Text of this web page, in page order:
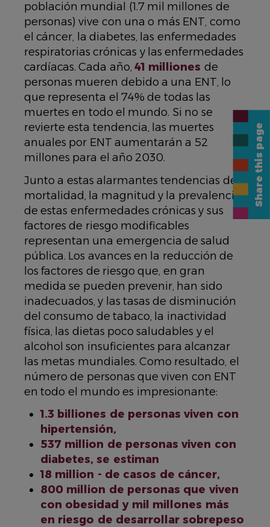
población mundial (1.7 mil millones de
personas) vive con una o más ENT, como
el cáncer, la diabetes, las enfermedades
respiratorias crónicas y las enfermedades
cardíacas. Cada año,41 milliones de
personas mueren debido a una ENT, lo
que representa el 74% de todas las
muertes en todo el mundo. Si no se
revierte esta tendencia, las muertes
anuales por ENT aumentarán a 52
millones para el año 2030.
Junto a estas alarmantes tendencias de
mortalidad, la magnitud y la prevalencia
de estas enfermedades crónicas y sus
factores de riesgo modificables
representan una emergencia de salud
pública. Los avances en la reducción de
los factores de riesgo que, en gran
medida se pueden prevenir, han sido
inadecuados, y las tasas de disminución
del consumo de tabaco, la inactividad
física, las dietas poco saludables y el
alcohol son insuficientes para alcanzar
las metas mundiales. Como resultado, el
número de personas que viven con ENT
en todo el mundo es impresionante:
1.3 billiones de personas viven con
hipertensión,
537 million de personas viven con
diabetes, se estiman
18 million - de casos de cáncer,
800 million de personas que viven
con obesidad y mil millones más
en riesgo de desarrollar sobrepeso
Share this page